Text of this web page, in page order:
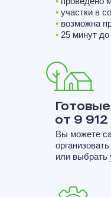
• участки в
• возможна
• 25 минут
от 9
Вы можете
или выбрать